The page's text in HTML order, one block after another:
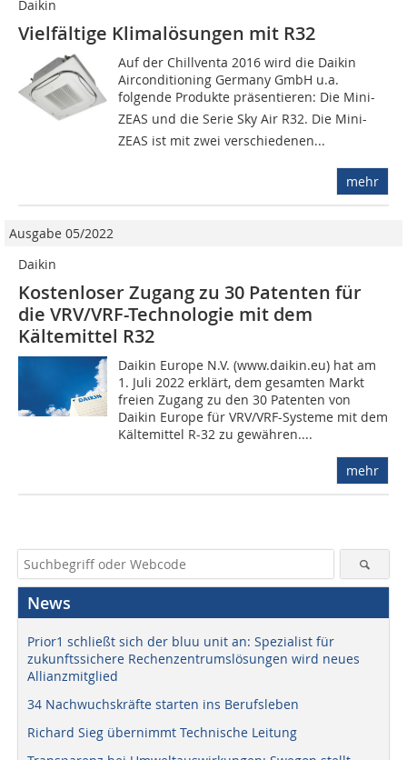
Daikin
Vielfältige Klimalösungen mit R32
Auf der Chillventa 2016 wird die Daikin
Airconditioning Germany GmbH u.a.
folgende Produkte präsentieren: Die Mini-
ZEAS und die Serie Sky Air R32. Die Mini-
ZEAS ist mit zwei verschiedenen...
mehr
Ausgabe 05/2022
Daikin
Kostenloser Zugang zu 30 Patenten für
die VRV/VRF-Technologie mit dem
Kältemittel R32
Daikin Europe N.V. (www.daikin.eu) hat am
1. Juli 2022 erklärt, dem gesamten Markt
freien Zugang zu den 30 Patenten von
Daikin Europe für VRV/VRF-Systeme mit dem
Kältemittel R-32 zu gewähren....
mehr
News
Prior1 schließt sich der bluu unit an: Spezialist für
zukunftssichere Rechenzentrumslösungen wird neues
Allianzmitglied
34 Nachwuchskräfte starten ins Berufsleben
Richard Sieg übernimmt Technische Leitung